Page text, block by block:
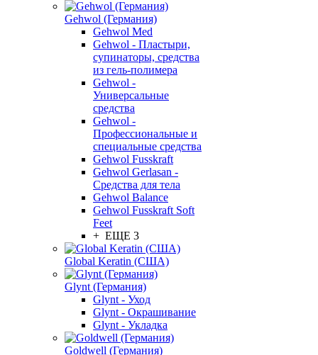
Gehwol (Германия)
Gehwol Med
Gehwol - Пластыри,
супинаторы, средства
из гель-полимера
Gehwol -
Универсальные
средства
Gehwol -
Профессиональные и
специальные средства
Gehwol Fusskraft
Gehwol Gerlasan -
Средства для тела
Gehwol Balance
Gehwol Fusskraft Soft
Feet
+ ЕЩЕ 3
Global Keratin (США)
Glynt (Германия)
Glynt - Уход
Glynt - Окрашивание
Glynt - Укладка
Goldwell (Германия)